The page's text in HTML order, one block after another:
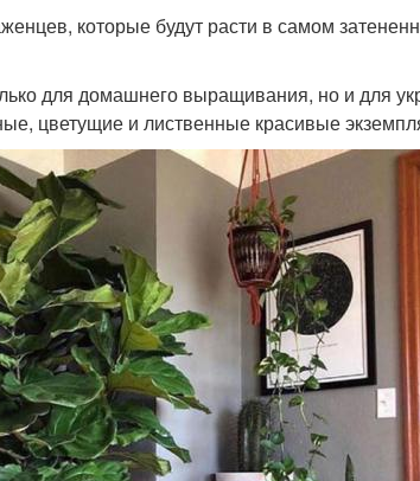
которые будут расти в самом
для домашнего выращивания, но и для
цветущие и лиственные красивые